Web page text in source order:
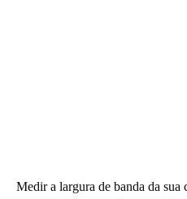
Medir a largura de banda da sua